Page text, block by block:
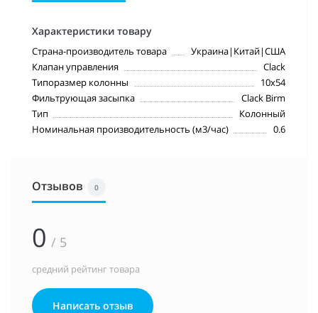
Характеристики товару
Страна-производитель товара
Украина|Китай|США
Клапан управления
Clack
Типоразмер колонны
10х54
Фильтрующая засыпка
Clack Birm
Тип
Колонный
Номинальная производительность (м3/час)
0.6
Отзывов 0
0 / 5
средний рейтинг товара
Написать отзыв